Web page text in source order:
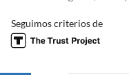
Seguimos criterios de